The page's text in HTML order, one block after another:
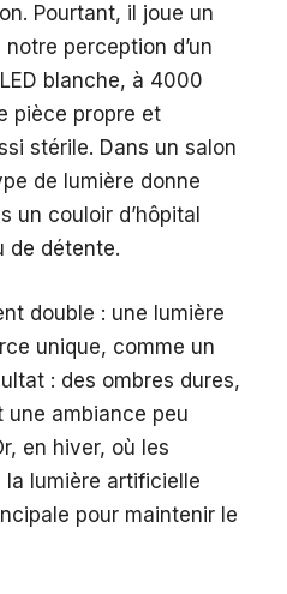
Pourtant, il joue un
perception d’un
blanche, à 4000
pièce propre et
stérile. Dans un salon
de lumière donne
un couloir d’hôpital
de détente.
double : une lumière
unique, comme un
: des ombres dures,
une ambiance peu
en hiver, où les
lumière artificielle
pour maintenir le